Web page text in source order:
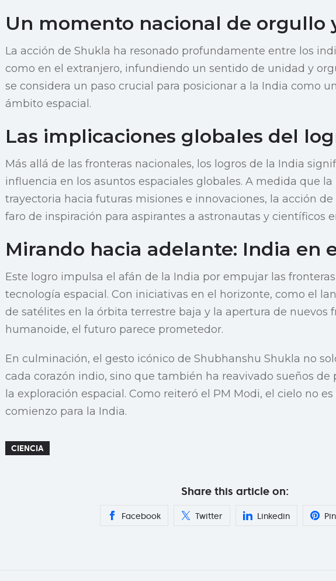
Un momento nacional de orgullo
La acción de Shukla ha resonado profundamente entre los
como en el extranjero, infundiendo un sentido de unidad y
se considera un paso crucial para posicionar a la India como
ámbito espacial.
Las implicaciones globales del
Más allá de las fronteras nacionales, los logros de la India
influencia en los asuntos espaciales globales. A medida que la
trayectoria hacia futuras misiones e innovaciones, la acción
faro de inspiración para aspirantes a astronautas y científicos
Mirando hacia adelante: India en
Este logro impulsa el afán de la India por empujar las
tecnología espacial. Con iniciativas en el horizonte, como el
de satélites en la órbita terrestre baja y la apertura de nuevos
humanoide, el futuro parece prometedor.
En culminación, el gesto icónico de Shubhanshu Shukla no
cada corazón indio, sino que también ha reavivado sueños
la exploración espacial. Como reiteró el PM Modi, el cielo no
comienzo para la India.
CIENCIA
Share this article on:
Facebook Twitter Linkedin